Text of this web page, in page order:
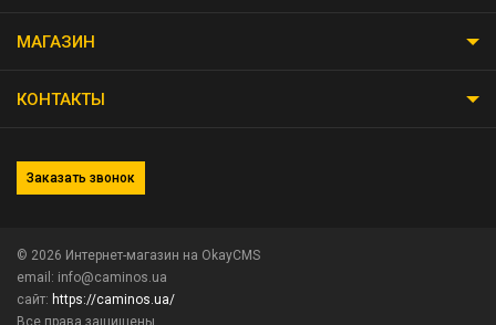
МАГАЗИН
КОНТАКТЫ
Заказать звонок
© 2026 Интернет-магазин на OkayCMS
email: info@caminos.ua
сайт: https://caminos.ua/
Все права защищены